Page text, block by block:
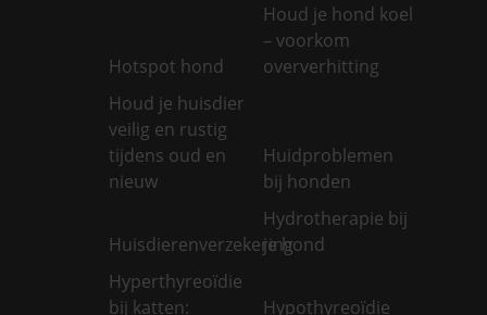
Hotspot hond
Houd je hond koel
– voorkom
oververhitting
Houd je huisdier
veilig en rustig
tijdens oud en
nieuw
Huidproblemen
bij honden
Huisdierenverzekering
Hydrotherapie bij
je hond
Hyperthyreoïdie
bij katten:
Hypothyreoïdie